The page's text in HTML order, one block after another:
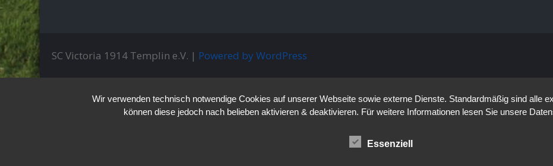
SC Victoria 1914 Templin e.V. | Powered by WordPress
Wir verwenden technisch notwendige Cookies auf unserer Webseite sowie externe Dienste. Standardmäßig sind alle
können diese jedoch nach belieben aktivieren & deaktivieren. Für weitere Informationen lesen Sie unsere
Essenziell